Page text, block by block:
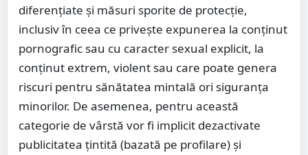
diferențiate și măsuri sporite de protecție,
inclusiv în ceea ce privește expunerea la conținut
pornografic sau cu caracter sexual explicit, la
conținut extrem, violent sau care poate genera
riscuri pentru sănătatea mintală ori siguranța
minorilor. De asemenea, pentru această
categorie de vârstă vor fi implicit dezactivate
publicitatea țintită (bazată pe profilare) și